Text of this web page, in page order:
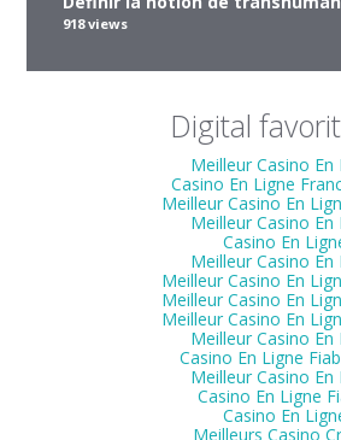
918 views
Digital
Meilleur Casino En
Casino En Ligne
Meilleur Casino En
Meilleur Casino En
Casino En
Meilleur Casino En
Meilleur Casino En
Meilleur Casino En
Meilleur Casino En
Meilleur Casino En
Casino En Ligne
Meilleur Casino En
Casino En Ligne
Casino En
Meilleurs Casino